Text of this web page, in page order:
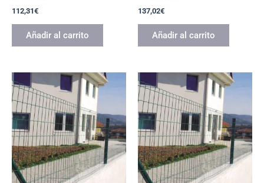
112,31€
Añadir al carrito
137,02€
Añadir al carrito